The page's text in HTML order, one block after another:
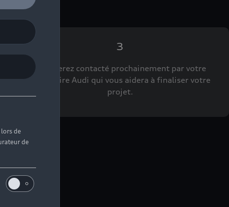
3
Vous serez contacté prochainement par votre
Partenaire Audi qui vous aidera à finaliser votre
projet.
de
de